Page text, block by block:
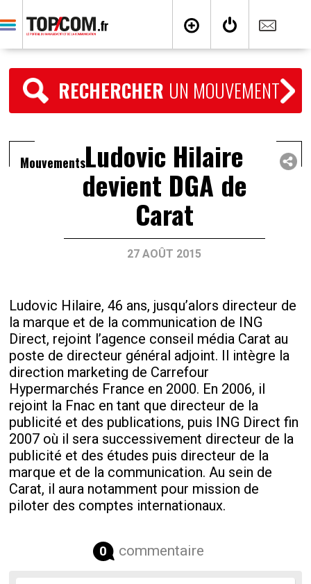
RECHERCHER UN MOUVEMENT
MouvementsLudovic Hilaire
devient DGA de
Carat
27 AOÛT 2015
Ludovic Hilaire, 46 ans, jusqu’alors directeur de
la marque et de la communication de ING
Direct, rejoint l’agence conseil média Carat au
poste de directeur général adjoint. Il intègre la
direction marketing de Carrefour
Hypermarchés France en 2000. En 2006, il
rejoint la Fnac en tant que directeur de la
publicité et des publications, puis ING Direct fin
2007 où il sera successivement directeur de la
publicité et des études puis directeur de la
marque et de la communication. Au sein de
Carat, il aura notamment pour mission de
piloter des comptes internationaux.
0 commentaire